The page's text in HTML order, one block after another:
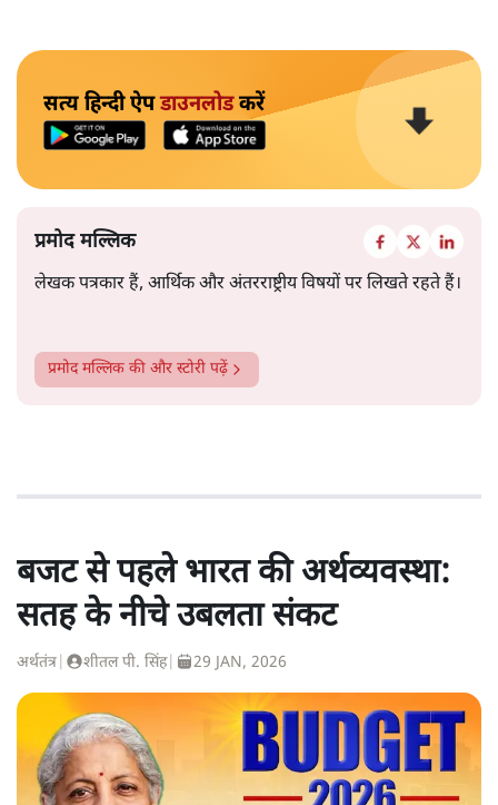
सत्य हिन्दी ऐपडाउनलोडकरें
प्रमोद मल्लिक
लेखक पत्रकार हैं, आर्थिक और अंतरराष्ट्रीय विषयों पर लिखते रहते हैं।
प्रमोद मल्लिक की और स्टोरी पढ़ें
बजट से पहले भारत की अर्थव्यवस्था:
सतह के नीचे उबलता संकट
अर्थतंत्र शीतल पी. सिंह| 29 JAN, 2026